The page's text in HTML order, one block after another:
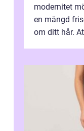
modernitet
en mängd
om ditt hår.